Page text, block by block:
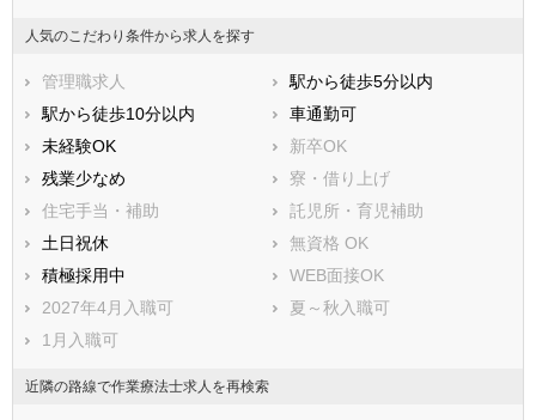
人気のこだわり条件から求人を探す
管理職求人
駅から徒歩5分以内
駅から徒歩10分以内
車通勤可
未経験OK
新卒OK
残業少なめ
寮・借り上げ
住宅手当・補助
託児所・育児補助
土日祝休
無資格 OK
積極採用中
WEB面接OK
2027年4月入職可
夏～秋入職可
1月入職可
近隣の路線で作業療法士求人を再検索